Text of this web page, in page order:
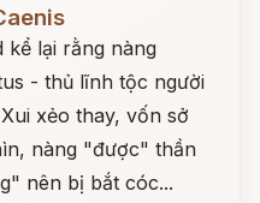
kể lại rằng nàng
- thủ lĩnh tộc người
xẻo thay, vốn sở
nàng "được" thần
nên bị bắt cóc...